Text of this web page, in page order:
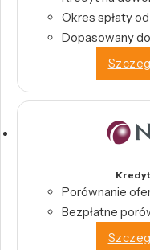
Okres spłaty
Dopasowany
Porównanie
Bezpłatne